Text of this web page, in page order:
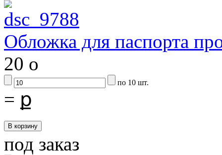
Обложка для паспорта
20 o
по 10 шт.
= ք
под заказ